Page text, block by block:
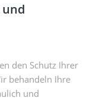
den Schutz Ihrer
behandeln Ihre
und